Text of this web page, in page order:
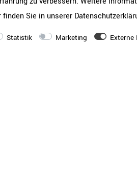
finden Sie in unserer
Statistik Marketing Externe